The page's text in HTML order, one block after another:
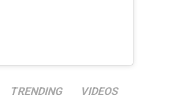
TRENDING VIDEOS